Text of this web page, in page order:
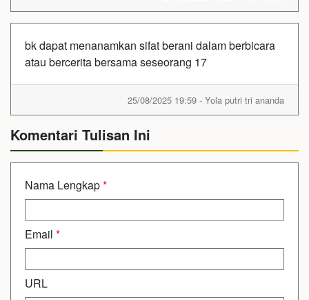
bk dapat menanamkan sifat berani dalam berbicara
atau bercerita bersama seseorang 17
25/08/2025 19:59 - Yola putri tri ananda
Komentari Tulisan Ini
Nama Lengkap*
Email *
URL